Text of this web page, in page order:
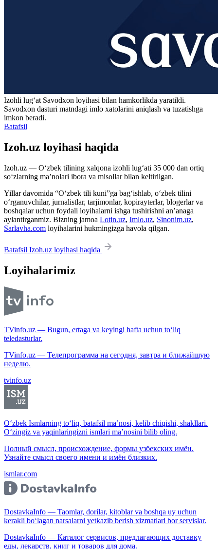
Izohli lugʻat Savodxon loyihasi bilan hamkorlikda yaratildi.
Savodxon dasturi matndagi imlo xatolarini aniqlash va tuzatishga
imkon beradi.
Batafsil
Izoh.uz loyihasi haqida
Izoh.uz — O‘zbek tilining xalqona izohli lug‘ati 35 000 dan ortiq
so‘zlarning ma’nolari ibora va misollar bilan keltirilgan.
Yillar davomida “O‘zbek tili kuni”ga bag‘ishlab, o‘zbek tilini
o‘rganuvchilar, jurnalistlar, tarjimonlar, kopirayterlar, blogerlar va
boshqalar uchun foydali loyihalarni ishga tushirishni an’anaga
aylantirganmiz. Bizning jamoa Lotin.uz, Imlo.uz, Sinonim.uz,
Sarlavha.com loyihalarini hukmingizga havola qilgan.
Batafsil Izoh.uz loyihasi haqida
Loyihalarimiz
TVinfo.uz — Bugun, ertaga va keyingi hafta uchun to‘liq
teledasturlar.
TVinfo.uz — Телепрограмма на сегодня, завтра и ближайшую
неделю.
tvinfo.uz
O‘zbek Ismlarning to‘liq, batafsil ma’nosi, kelib chiqishi, shakllari.
O‘zingiz va yaqinlaringizni ismlari ma’nosini bilib oling.
Полный смысл, происхождение, формы узбекских имён.
Узнайте смысл своего имени и имён близких.
ismlar.com
DostavkaInfo — Taomlar, dorilar, kitoblar va boshqa uy uchun
kerakli bo‘lagan narsalarni yetkazib berish xizmatlari bor servislar.
DostavkaInfo — Каталог сервисов, предлагающих доставку
еды, лекарств, книг и товаров для дома.